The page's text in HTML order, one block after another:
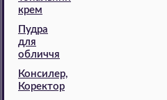
крем
Пудра
для
обличчя
Консилер,
Коректор